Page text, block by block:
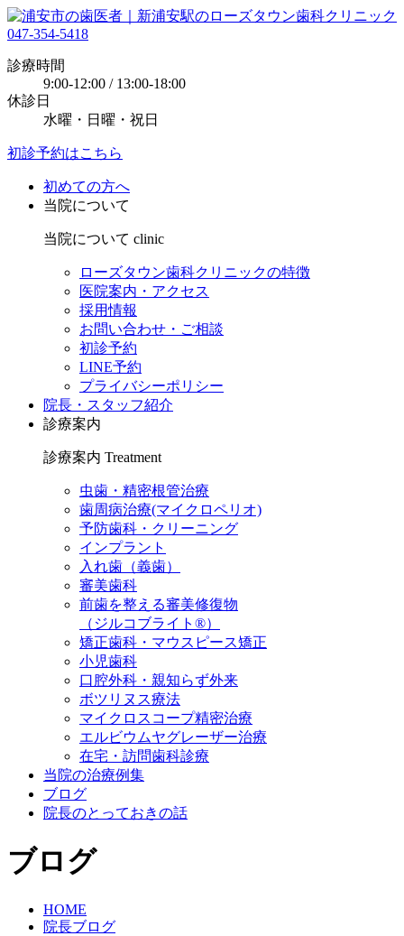
047-354-5418
診療時間
9:00-12:00 / 13:00-18:00
休診日
水曜・日曜・祝日
初診予約はこちら
初めての方へ
当院について
当院について clinic
ローズタウン歯科クリニックの特徴
医院案内・アクセス
採用情報
お問い合わせ・ご相談
初診予約
LINE予約
プライバシーポリシー
院長・スタッフ紹介
診療案内
診療案内 Treatment
虫歯・精密根管治療
歯周病治療(マイクロペリオ)
予防歯科・クリーニング
インプラント
入れ歯（義歯）
審美歯科
前歯を整える審美修復物
（ジルコブライト®）
矯正歯科・マウスピース矯正
小児歯科
口腔外科・親知らず外来
ボツリヌス療法
マイクロスコープ精密治療
エルビウムヤグレーザー治療
在宅・訪問歯科診療
当院の治療例集
ブログ
院長のとっておきの話
ブログ
HOME
院長ブログ